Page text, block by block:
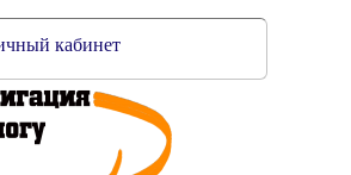
кабинет